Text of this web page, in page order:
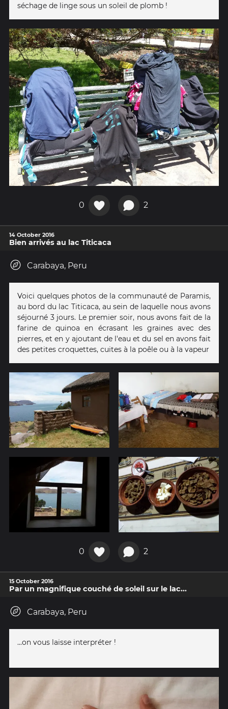
séchage de linge sous un soleil de plomb !
0 2
14 October 2016
Bien arrivés au lac Titicaca
Carabaya, Peru
Voici quelques photos de la communauté de Paramis,
au bord du lac Titicaca, au sein de laquelle nous avons
séjourné 3 jours. Le premier soir, nous avons fait de la
farine de quinoa en écrasant les graines avec des
pierres, et en y ajoutant de l'eau et du sel en avons fait
des petites croquettes, cuites à la poêle ou à la vapeur
0 2
15 October 2016
Par un magnifique couché de soleil sur le lac...
Carabaya, Peru
...on vous laisse interpréter !